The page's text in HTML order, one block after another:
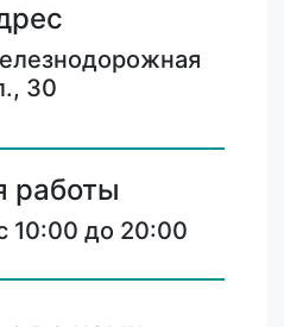
30
работы
10:00 до 20:00